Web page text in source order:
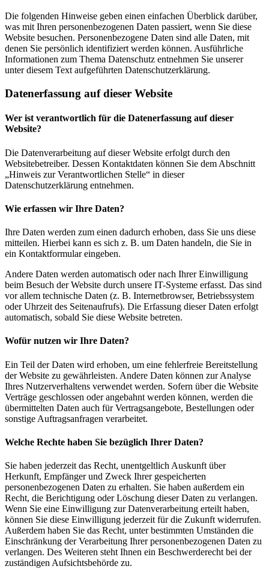
Die folgenden Hinweise geben einen einfachen Überblick darüber,
was mit Ihren personenbezogenen Daten passiert, wenn Sie diese
Website besuchen. Personenbezogene Daten sind alle Daten, mit
denen Sie persönlich identifiziert werden können. Ausführliche
Informationen zum Thema Datenschutz entnehmen Sie unserer
unter diesem Text aufgeführten Datenschutzerklärung.
Datenerfassung auf dieser Website
Wer ist verantwortlich für die Datenerfassung auf dieser
Website?
Die Datenverarbeitung auf dieser Website erfolgt durch den
Websitebetreiber. Dessen Kontaktdaten können Sie dem Abschnitt
„Hinweis zur Verantwortlichen Stelle“ in dieser
Datenschutzerklärung entnehmen.
Wie erfassen wir Ihre Daten?
Ihre Daten werden zum einen dadurch erhoben, dass Sie uns diese
mitteilen. Hierbei kann es sich z. B. um Daten handeln, die Sie in
ein Kontaktformular eingeben.
Andere Daten werden automatisch oder nach Ihrer Einwilligung
beim Besuch der Website durch unsere IT-Systeme erfasst. Das sind
vor allem technische Daten (z. B. Internetbrowser, Betriebssystem
oder Uhrzeit des Seitenaufrufs). Die Erfassung dieser Daten erfolgt
automatisch, sobald Sie diese Website betreten.
Wofür nutzen wir Ihre Daten?
Ein Teil der Daten wird erhoben, um eine fehlerfreie Bereitstellung
der Website zu gewährleisten. Andere Daten können zur Analyse
Ihres Nutzerverhaltens verwendet werden. Sofern über die Website
Verträge geschlossen oder angebahnt werden können, werden die
übermittelten Daten auch für Vertragsangebote, Bestellungen oder
sonstige Auftragsanfragen verarbeitet.
Welche Rechte haben Sie bezüglich Ihrer Daten?
Sie haben jederzeit das Recht, unentgeltlich Auskunft über
Herkunft, Empfänger und Zweck Ihrer gespeicherten
personenbezogenen Daten zu erhalten. Sie haben außerdem ein
Recht, die Berichtigung oder Löschung dieser Daten zu verlangen.
Wenn Sie eine Einwilligung zur Datenverarbeitung erteilt haben,
können Sie diese Einwilligung jederzeit für die Zukunft widerrufen.
Außerdem haben Sie das Recht, unter bestimmten Umständen die
Einschränkung der Verarbeitung Ihrer personenbezogenen Daten zu
verlangen. Des Weiteren steht Ihnen ein Beschwerderecht bei der
zuständigen Aufsichtsbehörde zu.